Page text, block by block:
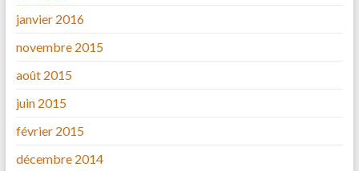
janvier 2016
novembre 2015
août 2015
juin 2015
février 2015
décembre 2014